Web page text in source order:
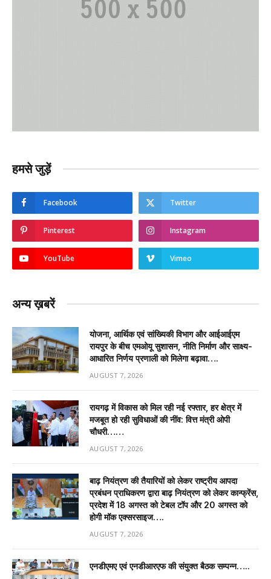
हमसे जुड़ें
Facebook Twitter
Pinterest Instagram
YouTube Vimeo
अन्य ख़बरें
योजना, आर्थिक एवं सांख्यिकी विभाग और आईआईएम
रायपुर के बीच एमओयू सुशासन, नीति निर्माण और साक्ष्य-
आधारित निर्णय प्रणाली को मिलेगा बढ़ावा….
AUGUST 7, 2026
रायगढ़ में विकास को मिल रही नई रफ्तार, हर क्षेत्र में
मजबूत हो रही सुविधाओं की नींव: वित्त मंत्री ओपी
चौधरी……
AUGUST 7, 2026
बाढ़ नियंत्रण की तैयारियों को लेकर राष्ट्रीय आपदा
प्रबंधन प्राधिकरण द्वारा बाढ़ नियंत्रण को लेकर कान्फ्रेंस,
प्रदेश में 18 अगस्त को टेबल टॉप और 20 अगस्त को
होगी मॉक एक्सरसाइज….
AUGUST 7, 2026
एनडीएमए एवं एनडीआरएफ की संयुक्त बैठक सम्पन्न…..